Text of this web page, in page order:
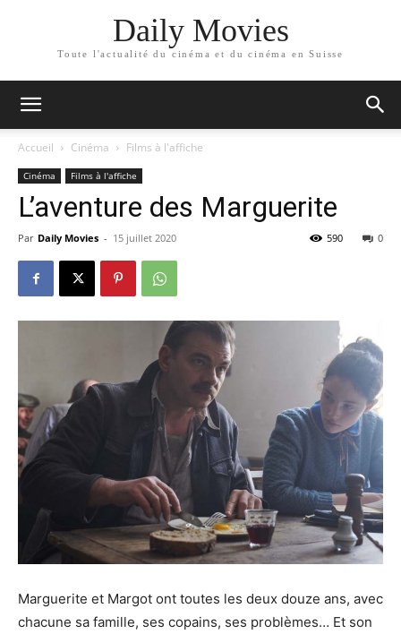
Daily Movies
Toute l'actualité du cinéma et du cinéma en Suisse
Accueil Cinéma Films à l'affiche
Cinéma Films à l'affiche
L’aventure des Marguerite
Par Daily Movies - 15 juillet 2020 0
590
Marguerite et Margot ont toutes les deux douze ans, avec
chacune sa famille, ses copains, ses problèmes… Et son